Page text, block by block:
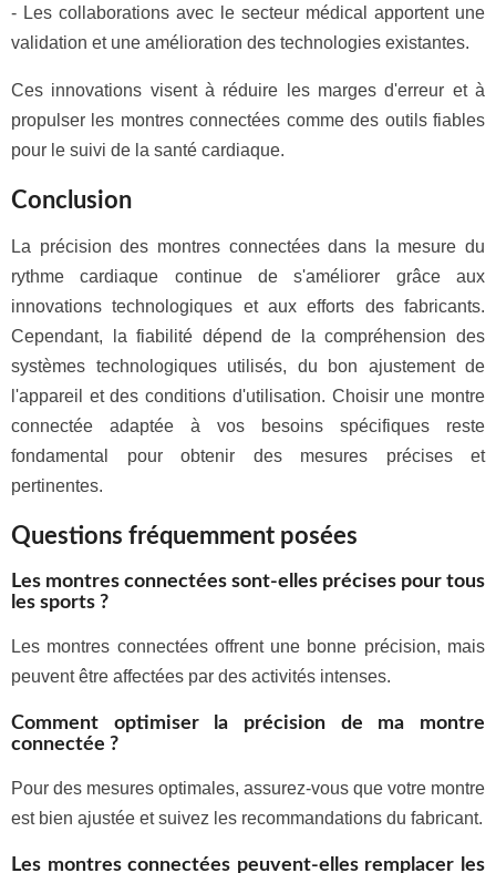
- Les collaborations avec le secteur médical apportent une
validation et une amélioration des technologies existantes.
Ces innovations visent à réduire les marges d'erreur et à
propulser les montres connectées comme des outils fiables
pour le suivi de la santé cardiaque.
Conclusion
La précision des montres connectées dans la mesure du
rythme cardiaque continue de s'améliorer grâce aux
innovations technologiques et aux efforts des fabricants.
Cependant, la fiabilité dépend de la compréhension des
systèmes technologiques utilisés, du bon ajustement de
l'appareil et des conditions d'utilisation. Choisir une montre
connectée adaptée à vos besoins spécifiques reste
fondamental pour obtenir des mesures précises et
pertinentes.
Questions fréquemment posées
Les montres connectées sont-elles précises pour tous
les sports ?
Les montres connectées offrent une bonne précision, mais
peuvent être affectées par des activités intenses.
Comment optimiser la précision de ma montre
connectée ?
Pour des mesures optimales, assurez-vous que votre montre
est bien ajustée et suivez les recommandations du fabricant.
Les montres connectées peuvent-elles remplacer les